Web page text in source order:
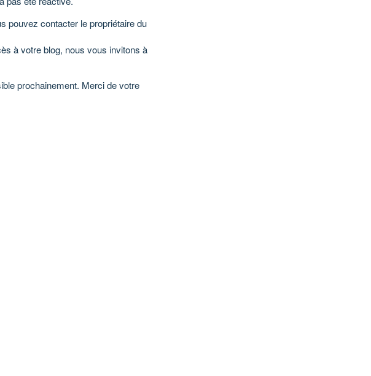
pouvez contacter le propriétaire du
à votre blog, nous vous invitons à
prochainement. Merci de votre